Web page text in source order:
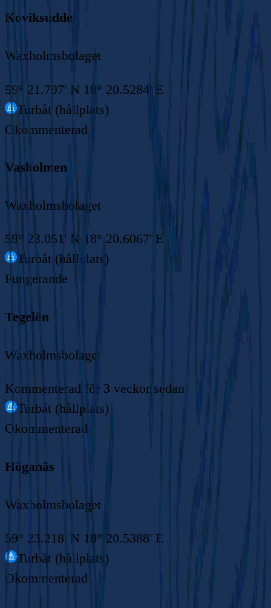
Koviksudde
Waxholmsbolaget
59° 21.797' N 18° 20.5284' E
Turbåt (hållplats)
Okommenterad
Vasholmen
Waxholmsbolaget
59° 23.051' N 18° 20.6067' E
Turbåt (hållplats)
Fungerande
Tegelön
Waxholmsbolaget
Kommenterad för 3 veckor sedan
Turbåt (hållplats)
Okommenterad
Höganäs
Waxholmsbolaget
59° 23.218' N 18° 20.5388' E
Turbåt (hållplats)
Okommenterad